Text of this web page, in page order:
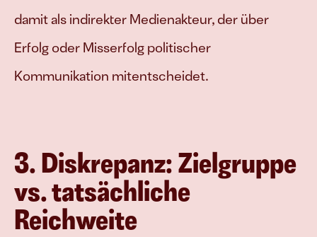
damit als indirekter Medienakteur, der über
Erfolg oder Misserfolg politischer
Kommunikation mitentscheidet.
3. Diskrepanz: Zielgruppe
vs. tatsächliche
Reichweite